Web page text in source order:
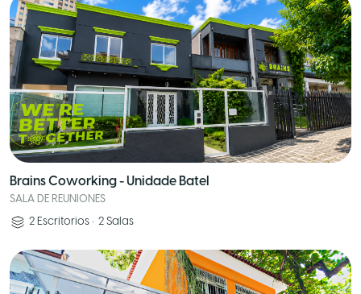
Brains Coworking - Unidade Batel
SALA DE REUNIONES
2 Escritorios • 2 Salas